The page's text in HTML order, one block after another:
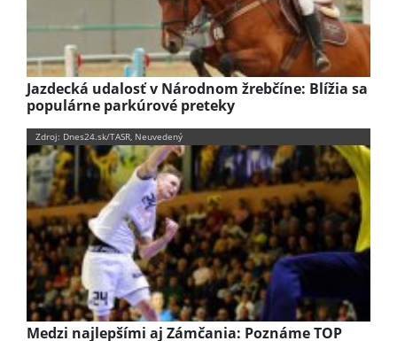
Jazdecká udalosť v Národnom žrebčíne: Blížia sa
populárne parkúrové preteky
Zdroj: Dnes24.sk/TASR, Neuvedený
Medzi najlepšími aj Zámčania: Poznáme TOP